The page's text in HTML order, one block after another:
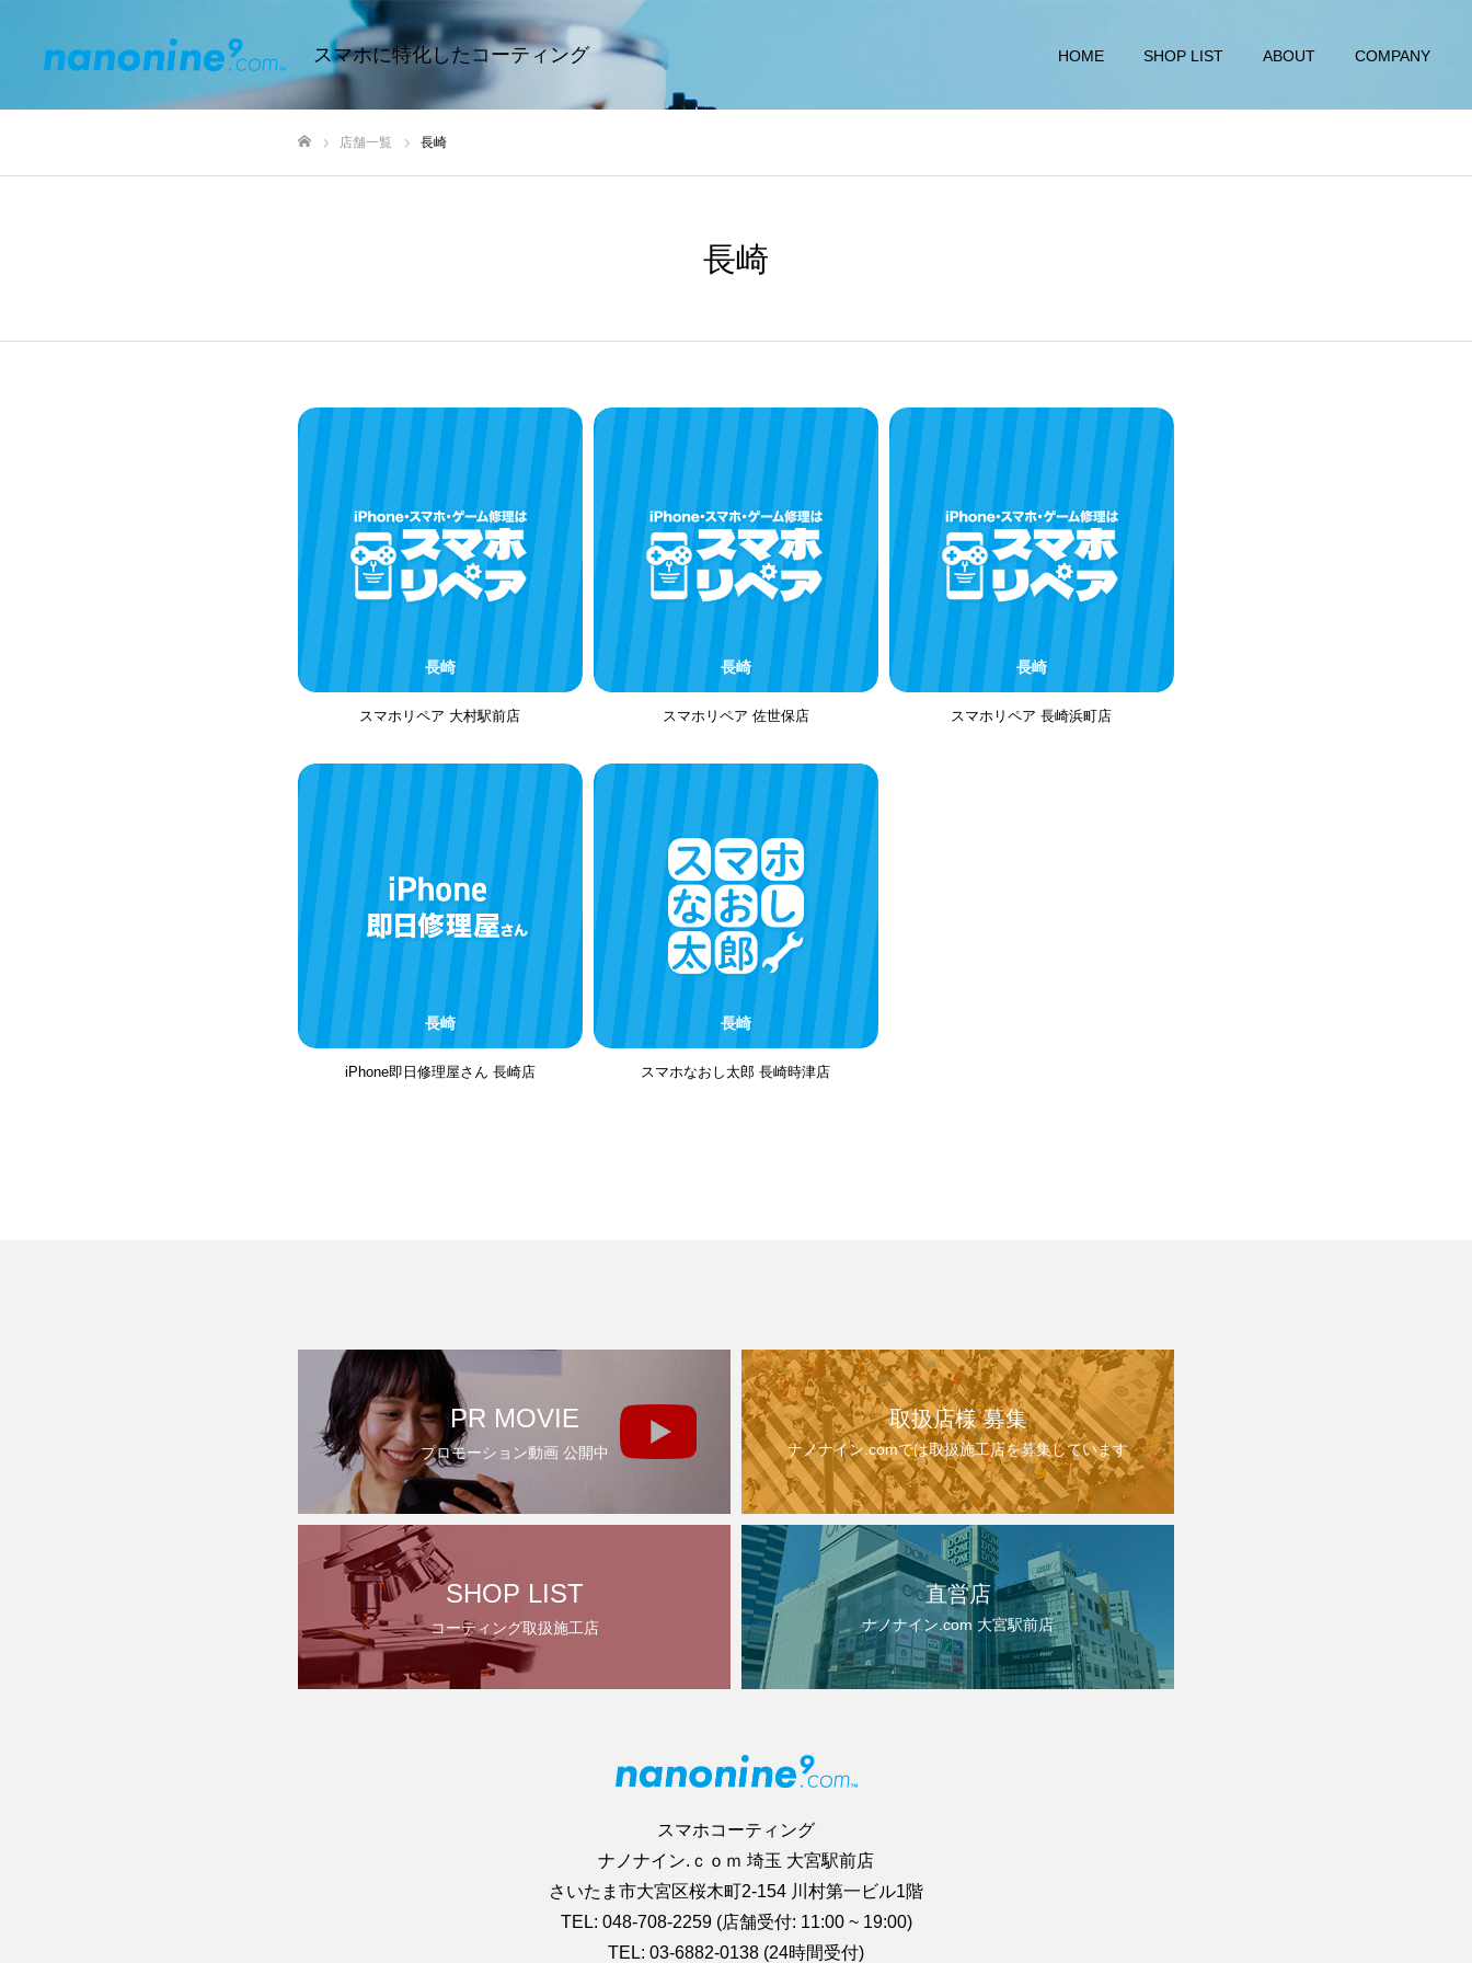
スマホに特化したコーティング HOME SHOP LIST ABOUT COMPANY
店舗一覧 長崎
長崎
長崎
スマホリペア 大村駅前店
長崎
スマホリペア 佐世保店
長崎
スマホリペア 長崎浜町店
長崎
iPhone即日修理屋さん 長崎店
長崎
スマホなおし太郎 長崎時津店
PR MOVIE
プロモーション動画 公開中
取扱店様 募集
ナノナイン.comでは取扱施工店を募集しています
SHOP LIST
コーティング取扱施工店
直営店
ナノナイン.com 大宮駅前店
スマホコーティング
ナノナイン.ｃｏｍ 埼玉 大宮駅前店
さいたま市大宮区桜木町2-154 川村第一ビル1階
TEL: 048-708-2259 (店舗受付: 11:00 ~ 19:00)
TEL: 03-6882-0138 (24時間受付)